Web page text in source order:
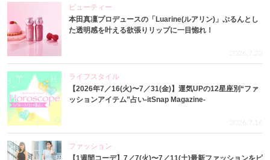
ビューティー
本田真凜プロデュースの「Luarine(ルアリン)」ぷるんとし
た透明感を叶える欲張りリップに一目惚れ！
2026.7.22
ライフスタイル
【2026年7／16(火)〜7／31(金)】運気UPの12星座別“ファ
ッションアイテム”占い-itSnap Magazine-
2026.7.16
ファッション
【1週間コーデ】7／7(火)〜7／11(土)最新ファッションをピ